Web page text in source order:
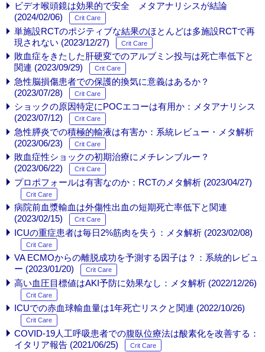
ビデオ喉頭鏡は効果的で安全 メタアナリシスが結論
(2024/02/06)
Crit Care
単施設RCTのポジティブな結果のほとんどは多施設RCTで再
現されない (2023/12/27)
Crit Care
敗血症をきたした肝硬変でのアルブミン投与は死亡率低下と
関連 (2023/09/29)
Crit Care
急性脳損傷患者での保護的換気に意義はあるか？
(2023/07/28)
Crit Care
ショックの原因特定にPOCエコーは有用か：メタアナリシス
(2023/07/12)
Crit Care
急性膵炎での積極的輸液は有害か：系統レビュー・メタ解析
(2023/06/23)
Crit Care
敗血症性ショックの初期治療にメチレンブルー？
(2023/06/22)
Crit Care
プロポフォールは有害なのか：RCTのメタ解析 (2023/04/27)
Crit Care
病院前血漿輸血は外傷性出血の短期死亡率低下と関連
(2023/02/15)
Crit Care
ICUの重症患者は毎日2%筋肉を失う：メタ解析 (2023/02/08)
Crit Care
VA ECMOからの離脱成功を予測する因子は？：系統的レビュ
ー (2023/01/20)
Crit Care
高い血圧目標値はAKI予防に効果なし：メタ解析 (2022/12/26)
Crit Care
ICUでの赤血球輸血量は1年死亡リスクと関連 (2022/10/26)
Crit Care
COVID-19人工呼吸患者での腹臥位療法は酸素化を改善する：
イタリア報告 (2021/06/25)
Crit Care